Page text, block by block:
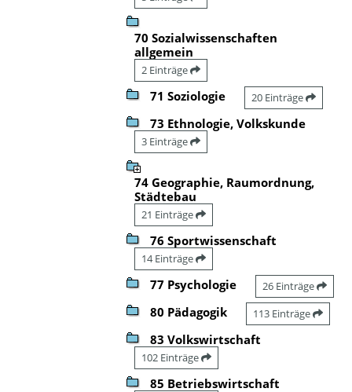
70 Sozialwissenschaften
allgemein
2 Einträge
71 Soziologie 20 Einträge
73 Ethnologie, Volkskunde
3 Einträge
74 Geographie, Raumordnung,
Städtebau
21 Einträge
76 Sportwissenschaft
14 Einträge
77 Psychologie 26 Einträge
80 Pädagogik 113 Einträge
83 Volkswirtschaft
102 Einträge
85 Betriebswirtschaft